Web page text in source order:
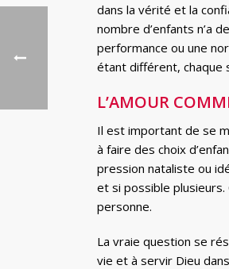
dans la vérité et la
nombre d’enfants n’a
performance ou une
étant différent, chaque
L’AMOUR
Il est important de se
à faire des choix
pression nataliste ou
et si possible plusieurs.
personne.
La vraie question se
vie et à servir Dieu